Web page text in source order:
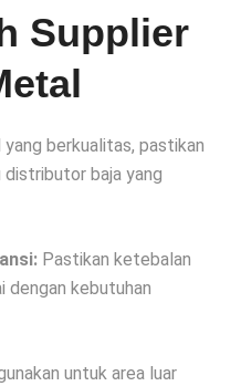
Supplier
berkualitas, pastikan
distributor baja yang
Pastikan ketebalan
dengan kebutuhan
untuk area luar